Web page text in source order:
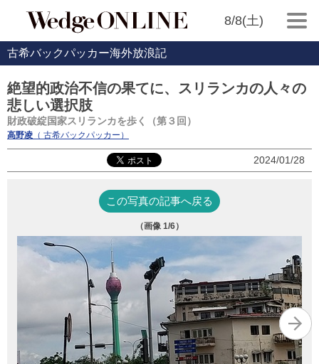
8/8(土)
古希バックパッカー海外放浪記
絶望的政治不信の果てに、スリランカの人々の
悲しい選択肢
財政破綻国家スリランカを歩く（第３回）
高野凌 （ 古希バックパッカー）
2024/01/28
この写真の記事へ戻る
（画像 1/6）